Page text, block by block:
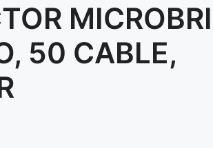
50 CABLE,